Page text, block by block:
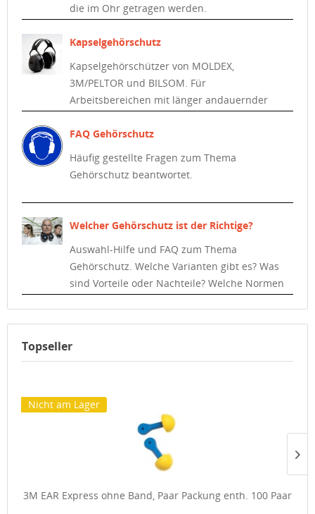
die im Ohr getragen werden.
Kapselgehörschutz
Kapselgehörschützer von MOLDEX,
3M/PELTOR und BILSOM. Für
Arbeitsbereichen mit länger andauernder
FAQ Gehörschutz
Häufig gestellte Fragen zum Thema
Gehörschutz beantwortet.
Welcher Gehörschutz ist der Richtige?
Auswahl-Hilfe und FAQ zum Thema
Gehörschutz. Welche Varianten gibt es? Was
sind Vorteile oder Nachteile? Welche Normen
Topseller
Nicht am Lager
3M EAR Express ohne Band, Paar Packung enth. 100 Paar